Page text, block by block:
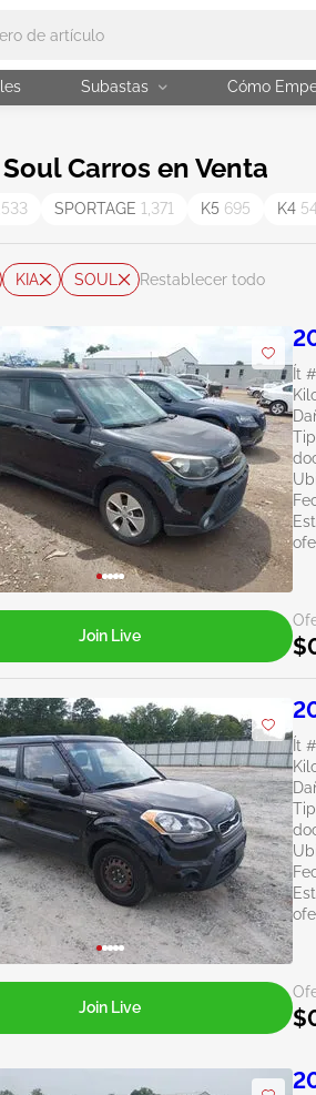
Subastas Cómo
Carros en Venta
SPORTAGE 1,371 K5 695 K4
KIA SOUL Restablecer todo
Ít
Join Live
Ít
Join Live